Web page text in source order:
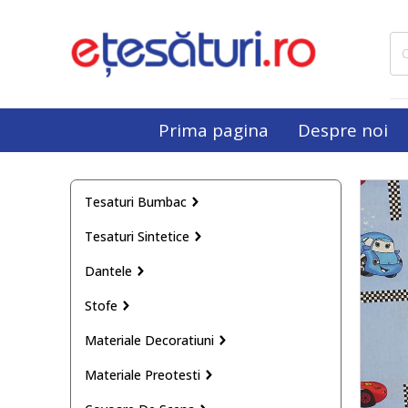
Prima pagina Despre noi
Tesaturi Bumbac
Tesaturi Sintetice
Dantele
Stofe
Materiale Decoratiuni
Materiale Preotesti